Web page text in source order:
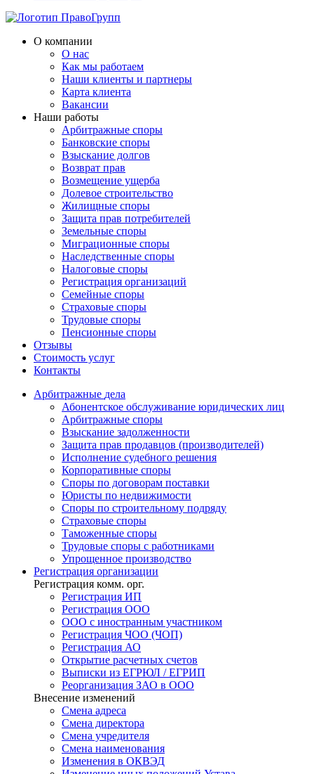
О компании
О нас
Как мы работаем
Наши клиенты и партнеры
Карта клиента
Вакансии
Наши работы
Арбитражные споры
Банковские споры
Взыскание долгов
Возврат прав
Возмещение ущерба
Долевое строительство
Жилищные споры
Защита прав потребителей
Земельные споры
Миграционные споры
Наследственные споры
Налоговые споры
Регистрация организаций
Семейные споры
Страховые споры
Трудовые споры
Пенсионные споры
Отзывы
Стоимость услуг
Контакты
Арбитражные дела
Абонентское обслуживание юридических лиц
Арбитражные споры
Взыскание задолженности
Защита прав продавцов (производителей)
Исполнение судебного решения
Корпоративные споры
Споры по договорам поставки
Юристы по недвижимости
Споры по строительному подряду
Страховые споры
Таможенные споры
Трудовые споры с работниками
Упрощенное производство
Регистрация организации
Регистрация комм. орг.
Регистрация ИП
Регистрация ООО
ООО с иностранным участником
Регистрация ЧОО (ЧОП)
Регистрация АО
Открытие расчетных счетов
Выписки из ЕГРЮЛ / ЕГРИП
Реорганизация ЗАО в ООО
Внесение изменений
Смена адреса
Смена директора
Cмена учредителя
Смена наименования
Изменения в ОКВЭД